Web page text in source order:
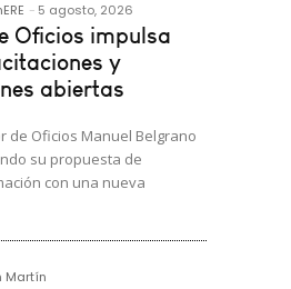
- 5 agosto, 2026
Oficios impulsa
y
abiertas
de Oficios Manuel Belgrano
su propuesta de
con una nueva
Martín